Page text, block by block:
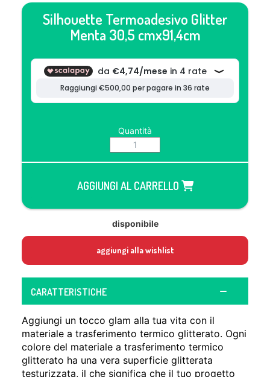
Silhouette Termoadesivo Glitter
Menta 30,5 cmx91,4cm
Quantità
AGGIUNGI AL CARRELLO
disponibile
aggiungi alla wishlist
CARATTERISTICHE
Aggiungi un tocco glam alla tua vita con il
materiale a trasferimento termico glitterato. Ogni
colore del materiale a trasferimento termico
glitterato ha una vera superficie glitterata
testurizzata, il che significa che il tuo progetto